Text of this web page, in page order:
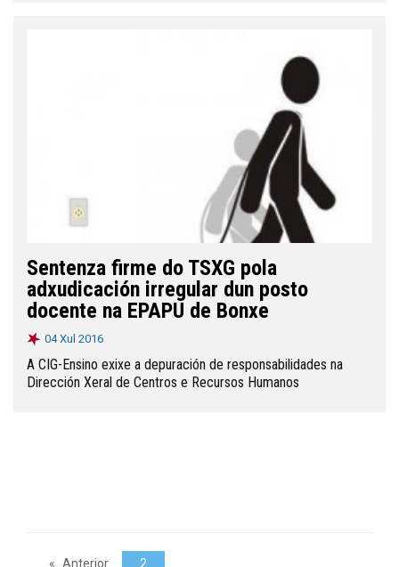
Sentenza firme do TSXG pola
adxudicación irregular dun posto
docente na EPAPU de Bonxe
04 Xul 2016
A CIG-Ensino exixe a depuración de responsabilidades na
Dirección Xeral de Centros e Recursos Humanos
Anterior 2